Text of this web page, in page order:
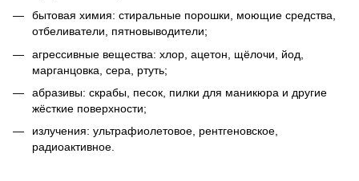
бытовая химия: стиральные порошки, моющие средства,
отбеливатели, пятновыводители;
агрессивные вещества: хлор, ацетон, щёлочи, йод,
марганцовка, сера, ртуть;
абразивы: скрабы, песок, пилки для маникюра и другие
жёсткие поверхности;
излучения: ультрафиолетовое, рентгеновское,
радиоактивное.